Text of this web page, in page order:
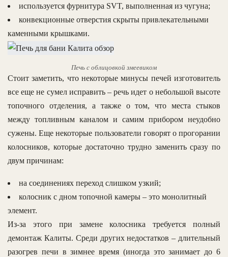
используется фурнитура SVT, выполненная из чугуна;
конвекционные отверстия скрыты привлекательными
каменными крышками.
Печь с облицовкой змеевиком
Стоит заметить, что некоторые минусы печей изготовитель
все еще не сумел исправить – речь идет о небольшой высоте
топочного отделения, а также о том, что места стыков
между топливным каналом и самим прибором неудобно
сужены. Еще некоторые пользователи говорят о прогорании
колосников, которые достаточно трудно заменить сразу по
двум причинам:
на соединениях переход слишком узкий;
колосник с дном топочной камеры – это монолитный
элемент.
Из-за этого при замене колосника требуется полный
демонтаж Калиты. Среди других недостатков – длительный
разогрев печи в зимнее время (иногда это занимает до 6